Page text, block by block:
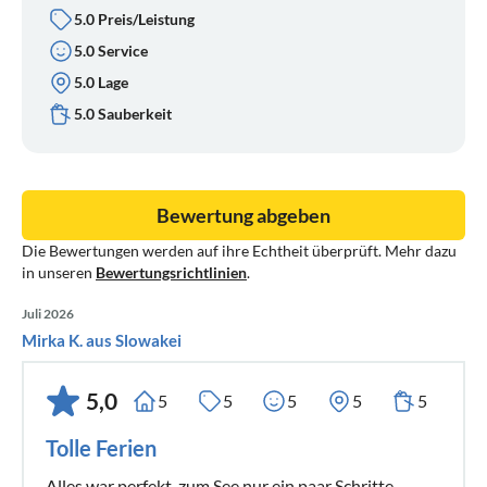
Noch mehr Kultur und Sehenswürdigkeiten gibt es in den
nicht weit entfernten Kulturstädten wie Venedig , Mailand,
Verona, Trento, Brescia oder Mantova, nur um einige zu
5.0 Preis/Leistung
5.0 Service
5.0 Lage
5.0 Sauberkeit
Die Bewertungen werden auf ihre Echtheit überprüft. Mehr dazu
in unseren Bewertungsrichtlinien.
Bewertung abgeben
Juli 2026
Mirka K. aus Slowakei
5,0 5 5 5 5 5
Tolle Ferien